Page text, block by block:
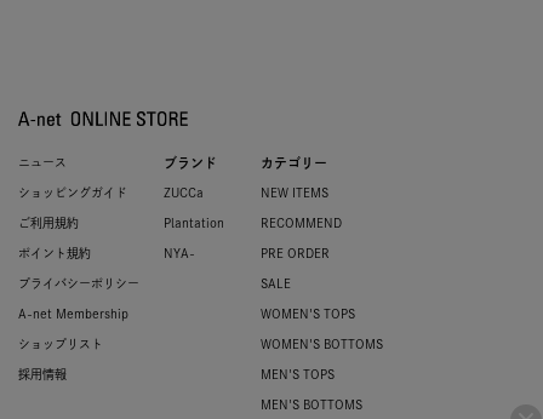
ニュース
ショッピングガイド
ご利用規約
ポイント規約
プライバシーポリシー
A-net Membership
ショップリスト
採用情報
ブランド
ZUCCa
Plantation
NYA-
カテゴリー
NEW ITEMS
RECOMMEND
PRE ORDER
SALE
WOMEN'S TOPS
WOMEN'S BOTTOMS
MEN'S TOPS
MEN'S BOTTOMS